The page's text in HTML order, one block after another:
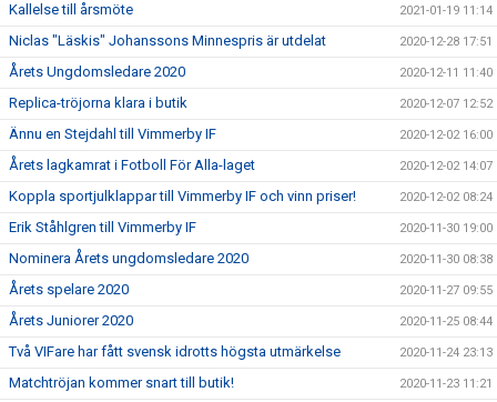
Kallelse till årsmöte 2021-01-19 11:14
Niclas "Läskis" Johanssons Minnespris är utdelat 2020-12-28 17:51
Årets Ungdomsledare 2020 2020-12-11 11:40
Replica-tröjorna klara i butik 2020-12-07 12:52
Ännu en Stejdahl till Vimmerby IF 2020-12-02 16:00
Årets lagkamrat i Fotboll För Alla-laget 2020-12-02 14:07
Koppla sportjulklappar till Vimmerby IF och vinn priser! 2020-12-02 08:24
Erik Ståhlgren till Vimmerby IF 2020-11-30 19:00
Nominera Årets ungdomsledare 2020 2020-11-30 08:38
Årets spelare 2020 2020-11-27 09:55
Årets Juniorer 2020 2020-11-25 08:44
Två VIFare har fått svensk idrotts högsta utmärkelse 2020-11-24 23:13
Matchtröjan kommer snart till butik! 2020-11-23 11:21